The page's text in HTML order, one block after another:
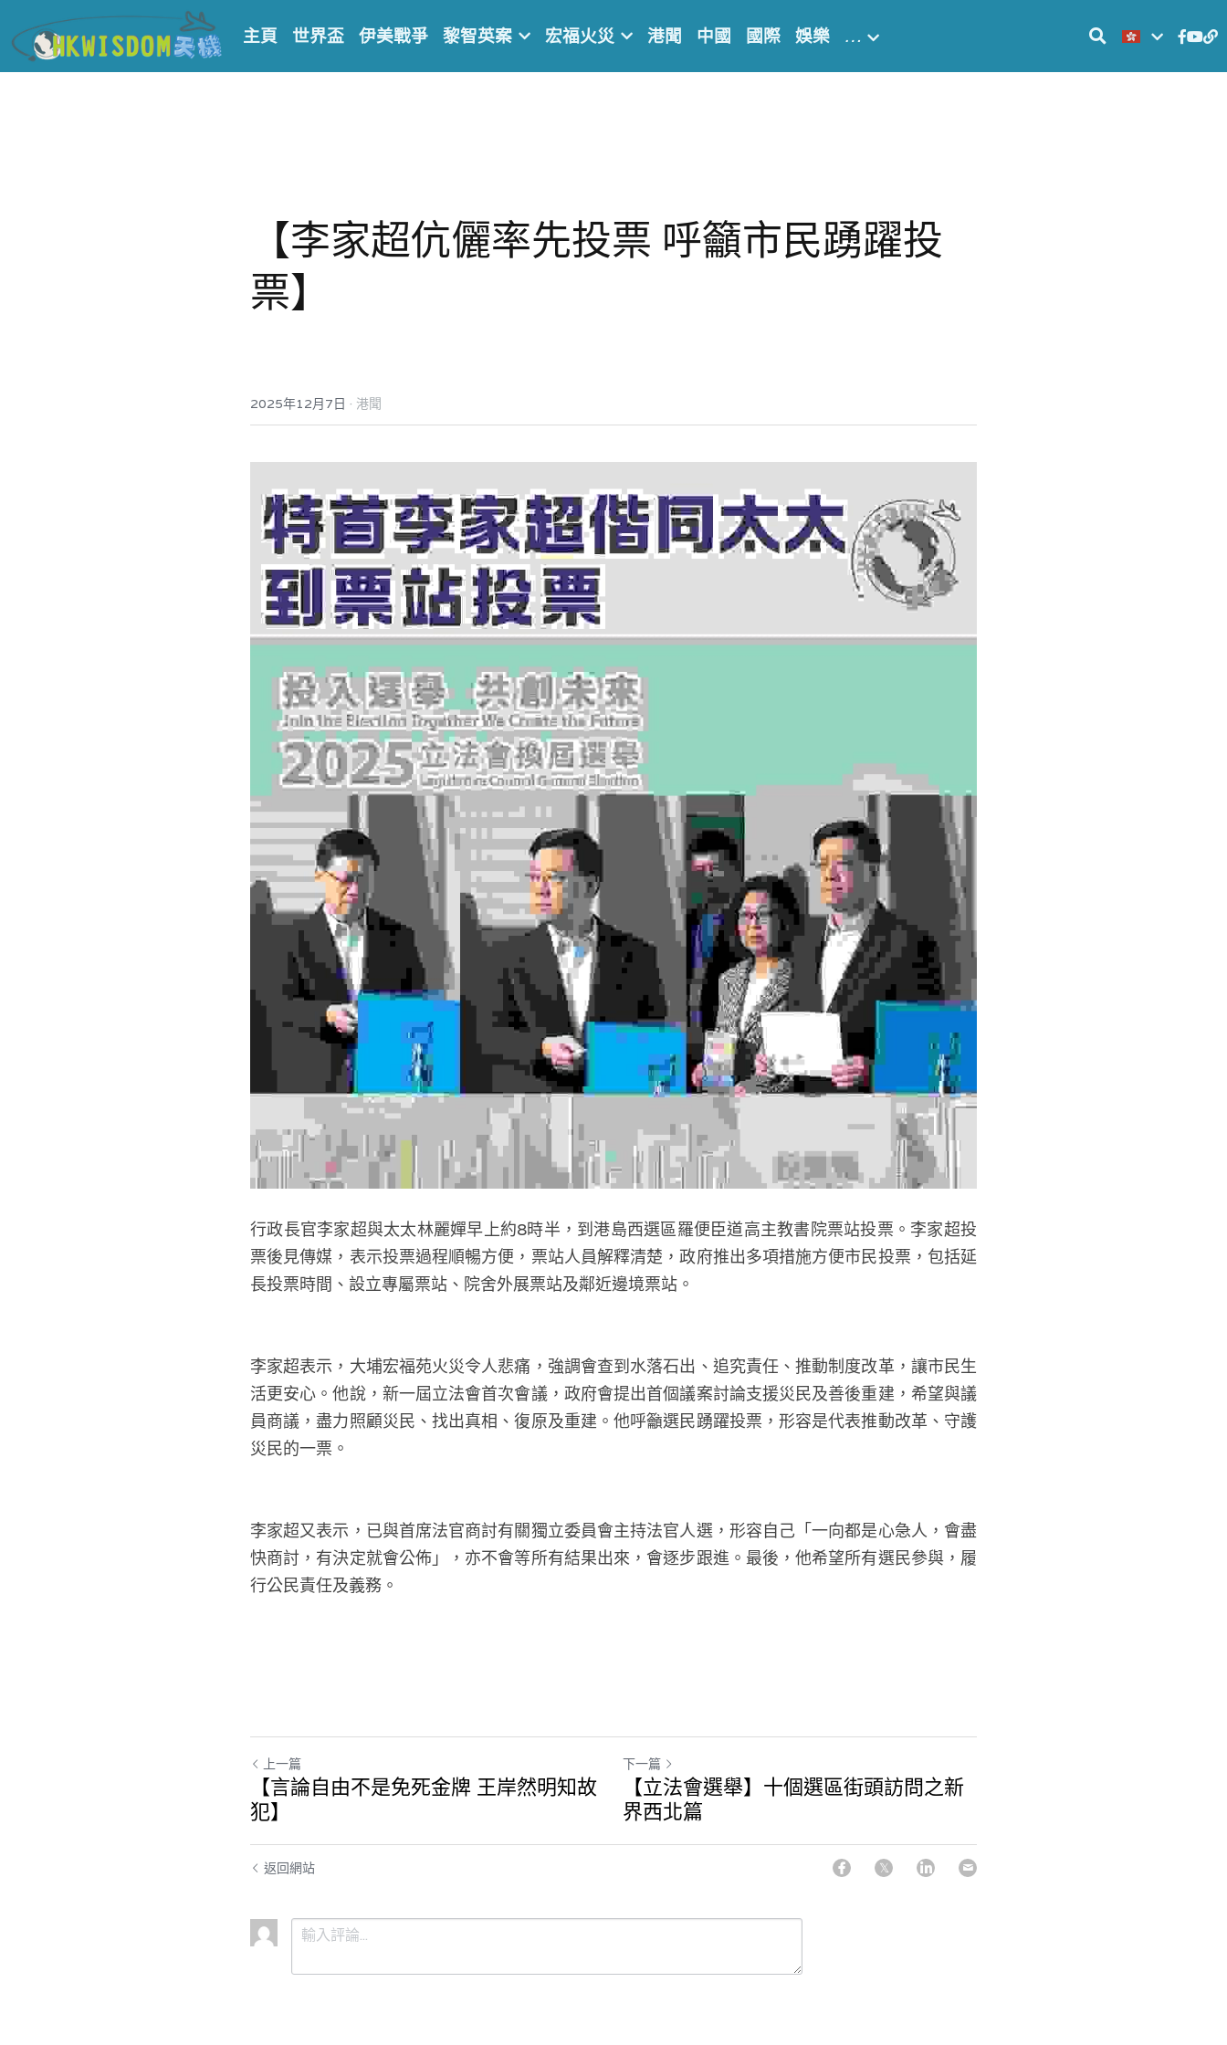
主頁 世界盃 伊美戰爭 黎智英案 宏福火災 港聞 中國 國際 娛樂 …
【李家超伉儷率先投票 呼籲市民踴躍投
票】
2025年12月7日 · 港聞
行政長官李家超與太太林麗嬋早上約8時半，到港島西選區羅便臣道高主教書院票站投票。李家超投
票後見傳媒，表示投票過程順暢方便，票站人員解釋清楚，政府推出多項措施方便市民投票，包括延
長投票時間、設立專屬票站、院舍外展票站及鄰近邊境票站。
李家超表示，大埔宏福苑火災令人悲痛，強調會查到水落石出、追究責任、推動制度改革，讓市民生
活更安心。他說，新一屆立法會首次會議，政府會提出首個議案討論支援災民及善後重建，希望與議
員商議，盡力照顧災民、找出真相、復原及重建。他呼籲選民踴躍投票，形容是代表推動改革、守護
災民的一票。
李家超又表示，已與首席法官商討有關獨立委員會主持法官人選，形容自己「一向都是心急人，會盡
快商討，有決定就會公佈」，亦不會等所有結果出來，會逐步跟進。最後，他希望所有選民參與，履
行公民責任及義務。
上一篇
【言論自由不是免死金牌 王岸然明知故
犯】
下一篇
【立法會選舉】十個選區街頭訪問之新
界西北篇
返回網站